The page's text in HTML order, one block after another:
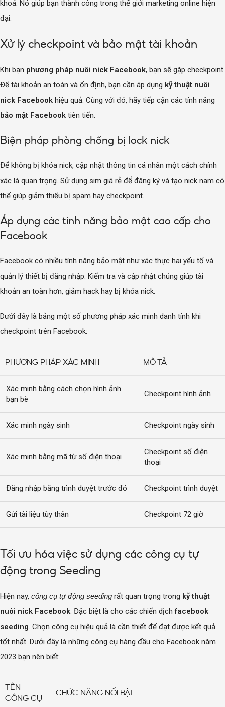
khoá. Nó giúp bạn thành công trong thế giới marketing online hiện
đại.
Xử lý checkpoint và bảo mật tài khoản
Khi bạn phương pháp nuôi nick Facebook, bạn sẽ gặp checkpoint.
Để tài khoản an toàn và ổn định, bạn cần áp dụng kỹ thuật nuôi
nick Facebook hiệu quả. Cùng với đó, hãy tiếp cận các tính năng
bảo mật Facebook tiên tiến.
Biện pháp phòng chống bị lock nick
Để không bị khóa nick, cập nhật thông tin cá nhân một cách chính
xác là quan trọng. Sử dụng sim giá rẻ để đăng ký và tạo nick nam có
thể giúp giảm thiểu bị spam hay checkpoint.
Áp dụng các tính năng bảo mật cao cấp cho
Facebook
Facebook có nhiều tính năng bảo mật như xác thực hai yếu tố và
quản lý thiết bị đăng nhập. Kiểm tra và cập nhật chúng giúp tài
khoản an toàn hơn, giảm hack hay bị khóa nick.
Dưới đây là bảng một số phương pháp xác minh danh tính khi
checkpoint trên Facebook:
PHƯƠNG PHÁP XÁC MINH MÔ TẢ
Xác minh bằng cách chọn hình ảnh
bạn bè
Checkpoint hình ảnh
Xác minh ngày sinh Checkpoint ngày sinh
Xác minh bằng mã từ số điện thoại
Checkpoint số điện
thoại
Đăng nhập bằng trình duyệt trước đó Checkpoint trình duyệt
Gửi tài liệu tùy thân Checkpoint 72 giờ
Tối ưu hóa việc sử dụng các công cụ tự
động trong Seeding
Hiện nay, công cụ tự động seeding rất quan trọng trong kỹ thuật
nuôi nick Facebook. Đặc biệt là cho các chiến dịchfacebook
seeding. Chọn công cụ hiệu quả là cần thiết để đạt được kết quả
tốt nhất. Dưới đây là những công cụ hàng đầu cho Facebook năm
2023 bạn nên biết:
TÊN
CÔNG CỤ
CHỨC NĂNG NỔI BẬT